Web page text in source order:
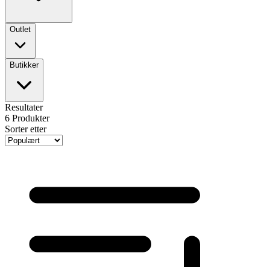
Outlet
Butikker
Resultater
6 Produkter
Sorter etter